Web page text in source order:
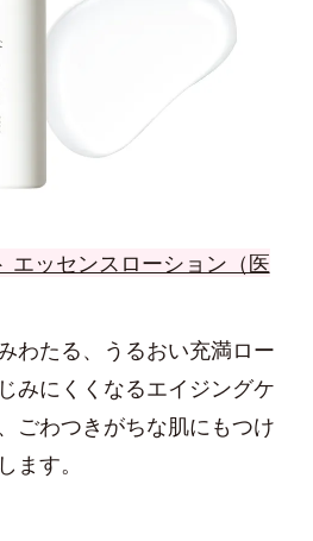
エッセンスローション（医
わたる、うるおい充満ロー
みにくくなるエイジングケ
ごわつきがちな肌にもつけ
ます。